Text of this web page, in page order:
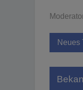
Neues